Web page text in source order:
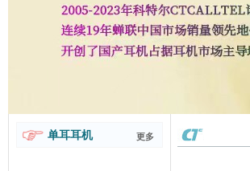
单耳耳机 更多